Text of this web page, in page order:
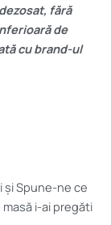
fără
de
cu brand-ul
și Spune-ne ce
masă i-ai pregăti